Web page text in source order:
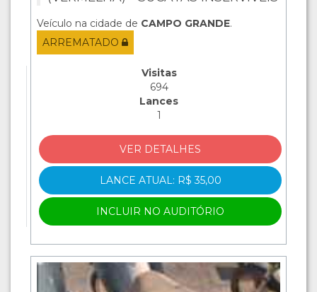
Veículo na cidade de CAMPO GRANDE.
ARREMATADO
Visitas
694
Lances
1
VER DETALHES
LANCE ATUAL: R$ 35,00
INCLUIR NO AUDITÓRIO